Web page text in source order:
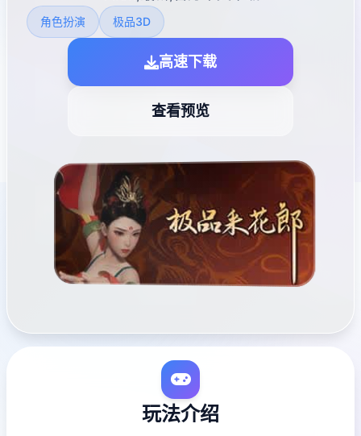
角色扮演 极品3D
高速下载
查看预览
玩法介绍